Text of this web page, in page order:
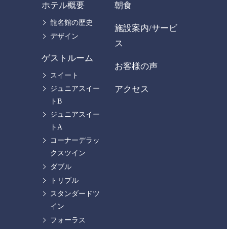
ホテル概要
龍名館の歴史
デザイン
ゲストルーム
スイート
ジュニアスイー
トB
ジュニアスイー
トA
コーナーデラッ
クスツイン
ダブル
トリプル
スタンダードツ
イン
フォーラス
朝食
施設案内/サービ
ス
お客様の声
アクセス